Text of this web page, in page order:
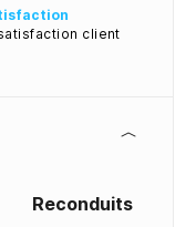
client
Reconduits